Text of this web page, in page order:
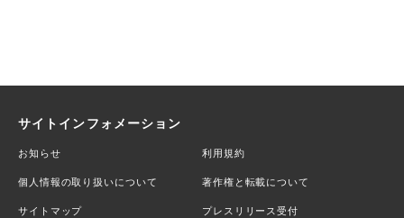
サイトインフォメーション
お知らせ 利用規約
個人情報の取り扱いについて 著作権と転載について
サイトマップ プレスリリース受付